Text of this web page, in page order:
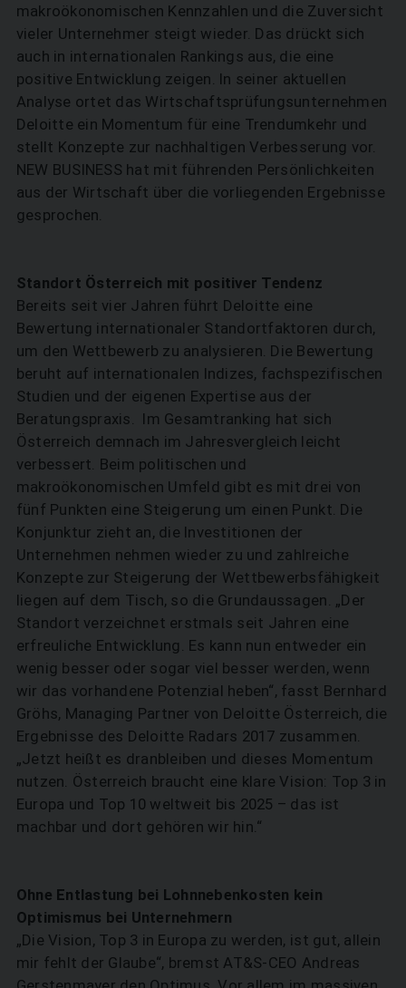
makroökonomischen Kennzahlen und die Zuversicht
vieler Unternehmer steigt wieder. Das drückt sich
auch in internationalen Rankings aus, die eine
positive Entwicklung zeigen. In seiner aktuellen
Analyse ortet das Wirtschaftsprüfungsunternehmen
Deloitte ein Momentum für eine Trendumkehr und
stellt Konzepte zur nachhaltigen Verbesserung vor.
NEW BUSINESS hat mit führenden Persönlichkeiten
aus der Wirtschaft über die vorliegenden Ergebnisse
gesprochen.
Standort Österreich mit positiver Tendenz
Bereits seit vier Jahren führt Deloitte eine
Bewertung internationaler Standortfaktoren durch,
um den Wettbewerb zu analysieren. Die Bewertung
beruht auf internationalen Indizes, fachspezifischen
Studien und der eigenen Expertise aus der
Beratungspraxis. Im Gesamt­ranking hat sich
Österreich demnach im Jahresvergleich leicht
verbessert. Beim politischen und
makroökonomischen Umfeld gibt es mit drei von
fünf Punkten eine Steigerung um einen Punkt. Die
Konjunktur zieht an, die Investitionen der
Unternehmen nehmen wieder zu und zahlreiche
Konzepte zur Steigerung der Wettbewerbsfähigkeit
liegen auf dem Tisch, so die Grundaussagen. „Der
Standort verzeichnet erstmals seit Jahren eine
erfreuliche Entwicklung. Es kann nun entweder ein
wenig besser oder sogar viel besser werden, wenn
wir das vorhandene Potenzial heben“, fasst Bernhard
Gröhs, Managing Partner von Deloitte Österreich, die
Ergebnisse des Deloitte Radars 2017 zusammen.
„Jetzt heißt es dranbleiben und dieses Momentum
nutzen. Österreich braucht eine klare Vision: Top 3 in
Europa und Top 10 weltweit bis 2025 – das ist
machbar und dort gehören wir hin.“
Ohne Entlastung bei Lohnnebenkosten kein
Optimismus bei Unternehmern
„Die Vision, Top 3 in Europa zu werden, ist gut, allein
mir fehlt der Glaube“, bremst AT&S-CEO Andreas